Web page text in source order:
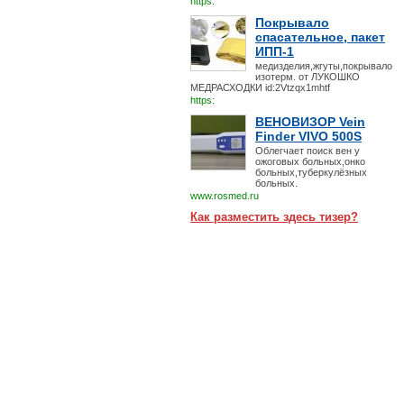
Покрывало
спасательное, пакет
ИПП-1
медизделия,жгуты,покрывало
изотерм. от ЛУКОШКО
МЕДРАСХОДКИ id:2Vtzqx1mhtf
https:
ВЕНОВИЗОР Vein
Finder VIVO 500S
Облегчает поиск вен у
ожоговых больных,онко
больных,туберкулёзных
больных.
www.rosmed.ru
Как разместить здесь тизер?